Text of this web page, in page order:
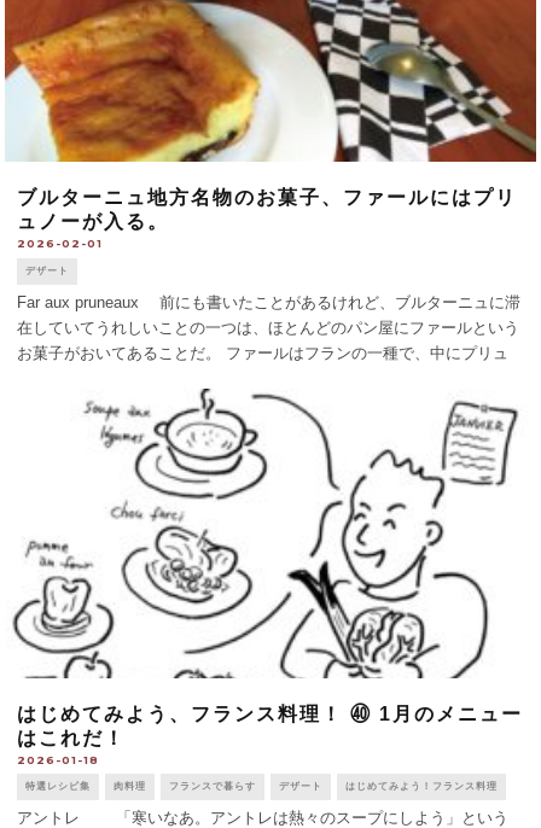
ブルターニュ地方名物のお菓子、ファールにはプリ
ュノーが入る。
2026-02-01
デザート
Far aux pruneaux 前にも書いたことがあるけれど、ブルターニュに滞
在していてうれしいことの一つは、ほとんどのパン屋にファールという
お菓子がおいてあることだ。 ファールはフランの一種で、中にプリュ
はじめてみよう、フランス料理！ ㊵ 1月のメニュー
はこれだ！
2026-01-18
特選レシピ集 肉料理 フランスで暮らす デザート はじめてみよう！フランス料理
アントレ 「寒いなあ。アントレは熱々のスープにしよう」という